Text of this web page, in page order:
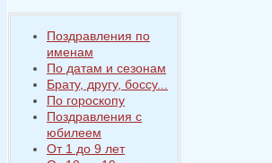
Поздравления по
именам
По датам и сезонам
Брату, другу, боссу...
По гороскопу
Поздравления с
юбилеем
От 1 до 9 лет